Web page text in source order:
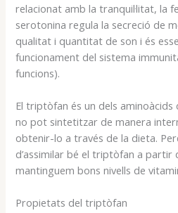
relacionat amb la tranquil·litat, la
serotonina regula la secreció de
qualitat i quantitat de son i és
funcionament del sistema
funcions).
El triptòfan és un dels
no pot sintetitzar de manera
obtenir-lo a través de la dieta.
d’assimilar bé el triptòfan a partir
mantinguem bons nivells de
Propietats del triptòfan